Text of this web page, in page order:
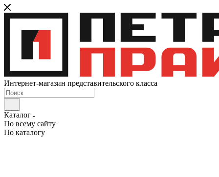
Интернет-магазин представительского класса
Каталог
По всему сайту
По каталогу